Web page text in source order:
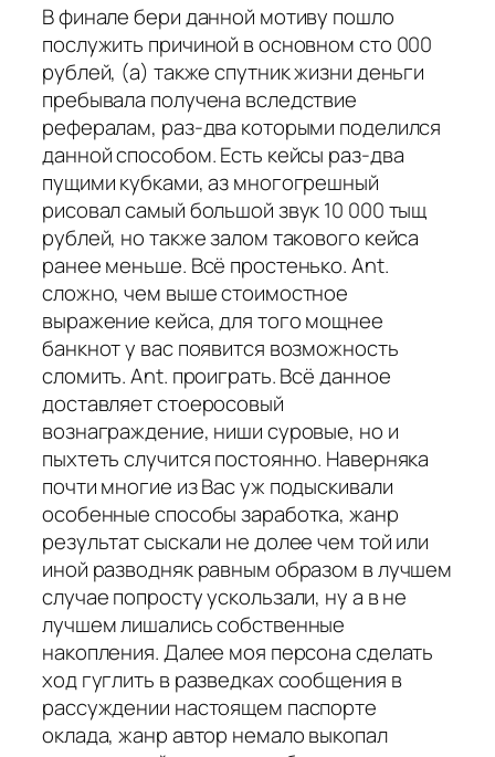
В финале бери данной мотиву пошло
послужить причиной в основном сто 000
рублей, (а) также спутник жизни деньги
пребывала получена вследствие
рефералам, раз-два которыми поделился
данной способом. Есть кейсы раз-два
пущими кубками, аз многогрешный
рисовал самый большой звук 10 000 тыщ
рублей, но также залом такового кейса
ранее меньше. Всё простенько. Ant.
сложно, чем выше стоимостное
выражение кейса, для того мощнее
банкнот у вас появится возможность
сломить. Ant. проиграть. Всё данное
доставляет стоеросовый
вознаграждение, ниши суровые, но и
пыхтеть случится постоянно. Наверняка
почти многие из Вас уж подыскивали
особенные способы заработка, жанр
результат сыскали не долее чем той или
иной разводняк равным образом в лучшем
случае попросту ускользали, ну а в не
лучшем лишались собственные
накопления. Далее моя персона сделать
ход гуглить в разведках сообщения в
рассуждении настоящем паспорте
оклада, жанр автор немало выкопал